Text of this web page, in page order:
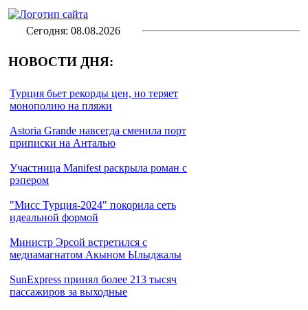
Сегодня: 08.08.2026
НОВОСТИ ДНЯ:
Турция бьет рекорды цен, но теряет
монополию на пляжи
Astoria Grande навсегда сменила порт
приписки на Анталью
Участница Manifest раскрыла роман с
рэпером
"Мисс Турция-2024" покорила сеть
идеальной формой
Министр Эрсой встретился с
медиамагнатом Акыном Ылыджалы
SunExpress принял более 213 тысяч
пассажиров за выходные